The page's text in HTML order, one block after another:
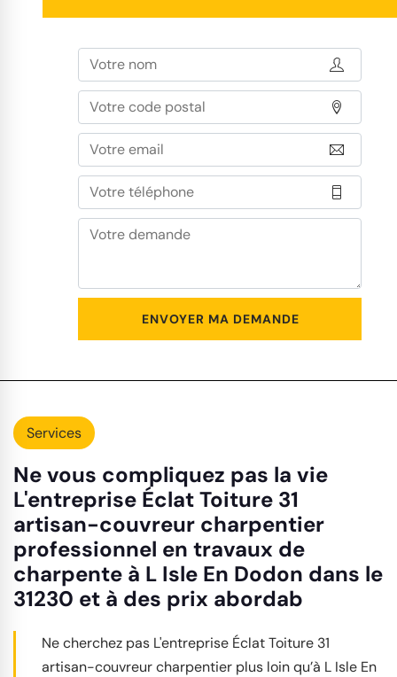
Services
Ne vous compliquez pas la vie
L'entreprise Éclat Toiture 31
artisan-couvreur charpentier
professionnel en travaux de
charpente à L Isle En Dodon dans le
31230 et à des prix abordab
Ne cherchez pas L'entreprise Éclat Toiture 31
artisan-couvreur charpentier plus loin qu’à L Isle En